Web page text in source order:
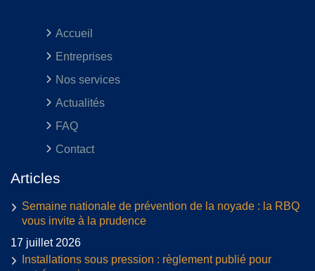
Accueil
Entreprises
Nos services
Actualités
FAQ
Contact
Articles
Semaine nationale de prévention de la noyade : la RBQ
vous invite à la prudence
17 juillet 2026
Installations sous pression : règlement publié pour